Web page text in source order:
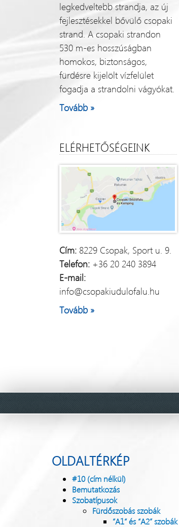
legkedveltebb strandja, az új
fejlesztésekkel bővülő csopaki
strand. A csopaki strandon
530 m-es hosszúságban
homokos, biztonságos,
fürdésre kijelölt vízfelület
fogadja a strandolni vágyókat.
Tovább »
ELÉRHETŐSÉGEINK
Cím: 8229 Csopak, Sport u. 9.
Telefon: +36 20 240 3894
E-mail:
info@csopakiudulofalu.hu
Tovább »
OLDALTÉRKÉP
#10 (cím nélkül)
Bemutatkozás
Szobatípusok
Fürdőszobás szobák
“A1“ és “A2” szobák